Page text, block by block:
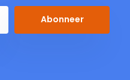
Abonneer